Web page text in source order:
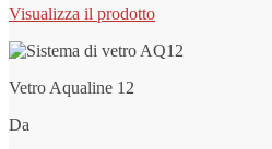
Visualizza il prodotto
Vetro Aqualine 12
Da